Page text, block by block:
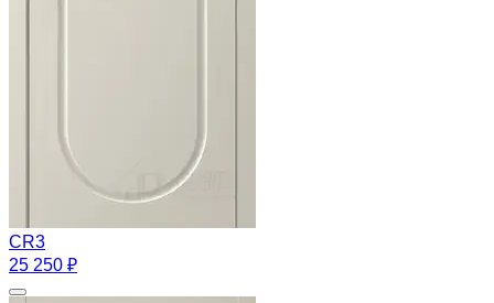
CR3
25 250 ₽